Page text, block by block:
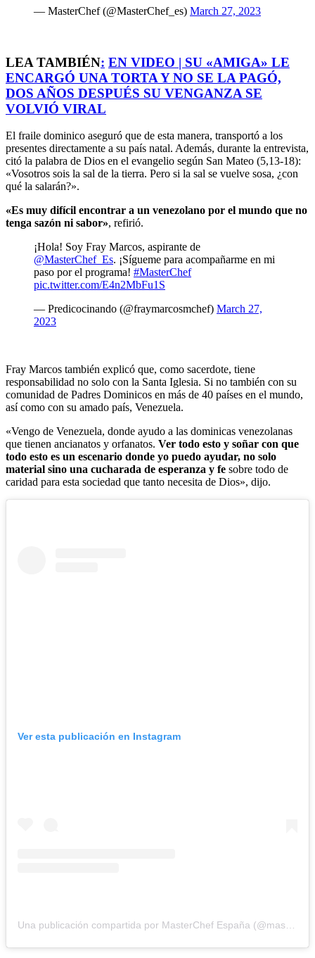
— MasterChef (@MasterChef_es) March 27, 2023
LEA TAMBIÉN: EN VIDEO | SU «AMIGA» LE
ENCARGÓ UNA TORTA Y NO SE LA PAGÓ,
DOS AÑOS DESPUÉS SU VENGANZA SE
VOLVIÓ VIRAL
El fraile dominico aseguró que de esta manera, transportó a los
presentes directamente a su país natal. Además, durante la entrevista,
citó la palabra de Dios en el evangelio según San Mateo (5,13-18):
«Vosotros sois la sal de la tierra. Pero si la sal se vuelve sosa, ¿con
qué la salarán?».
«Es muy difícil encontrar a un venezolano por el mundo que no
tenga sazón ni sabor», refirió.
¡Hola! Soy Fray Marcos, aspirante de
@MasterChef_Es. ¡Sígueme para acompañarme en mi
paso por el programa! #MasterChef
pic.twitter.com/E4n2MbFu1S
— Predicocinando (@fraymarcosmchef) March 27,
2023
Fray Marcos también explicó que, como sacerdote, tiene
responsabilidad no solo con la Santa Iglesia. Si no también con su
comunidad de Padres Dominicos en más de 40 países en el mundo,
así como con su amado país, Venezuela.
«Vengo de Venezuela, donde ayudo a las dominicas venezolanas
que tienen ancianatos y orfanatos. Ver todo esto y soñar con que
todo esto es un escenario donde yo puedo ayudar, no solo
material sino una cucharada de esperanza y fe sobre todo de
caridad para esta sociedad que tanto necesita de Dios», dijo.
Ver esta publicación en Instagram
Una publicación compartida por MasterChef España (@masterchef_es)